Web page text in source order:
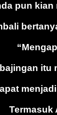
pun kian
itu
Termasuk